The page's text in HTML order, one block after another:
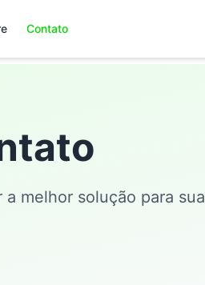
Contato
melhor solução para sua